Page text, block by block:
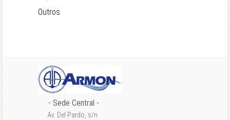
Outros
- Sede Central -
Av. Del Pardo, s/n